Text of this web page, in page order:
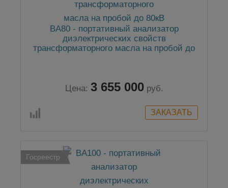
BA80 - портативный анализатор
диэлектрических свойств
трансформаторного масла на пробой до
Цена: 3 655 000 руб.
Госреестр